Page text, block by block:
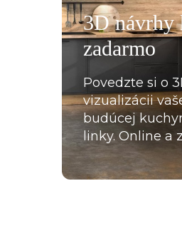
3D návrhy
zadarmo
Povedzte si o
vizualizácii
budúcej
linky. Online a
pracovních desek a korpusů
s každou překážkou,
křivých zdí apod.,